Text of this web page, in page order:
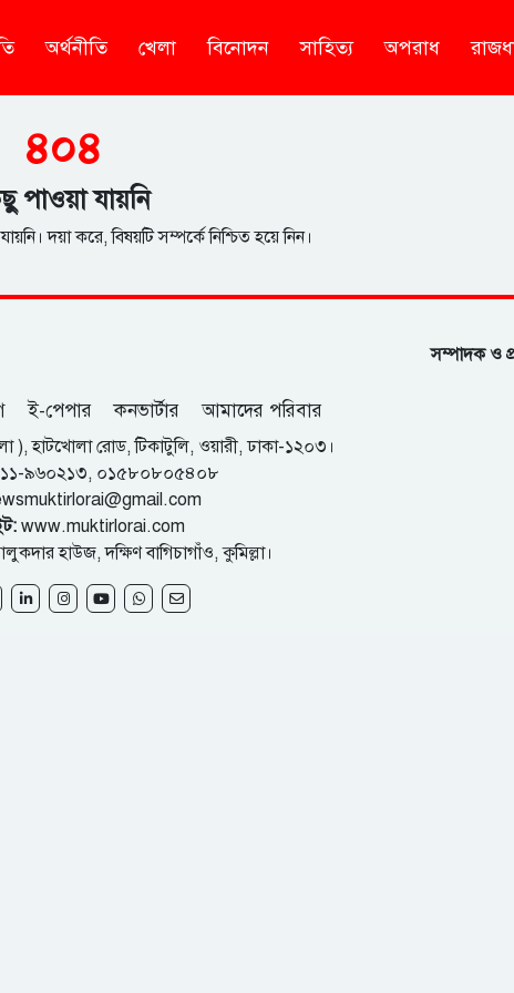
অর্থনীতি খেলা বিনোদন সাহিত্য অপরাধ
৪০৪
পাওয়া যায়নি
দয়া করে, বিষয়টি সম্পর্কে নিশ্চিত হয়ে নিন।
সম্পাদক ও
ই-পেপার কনভার্টার আমাদের পরিবার
হাটখোলা রোড, টিকাটুলি, ওয়ারী, ঢাকা-১২০৩।
৯৬০২১৩, ০১৫৮০৮০৫৪০৮
www.muktirlorai.com
হাউজ, দক্ষিণ বাগিচাগাঁও, কুমিল্লা।